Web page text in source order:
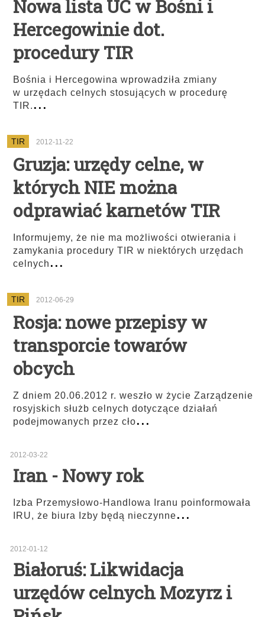
Nowa lista UC w Bośni i
Hercegowinie dot.
procedury TIR
Bośnia i Hercegowina wprowadziła zmiany
w urzędach celnych stosujących w procedurę
TIR....
TIR 2012-11-22
Gruzja: urzędy celne, w
których NIE można
odprawiać karnetów TIR
Informujemy, że nie ma możliwości otwierania i
zamykania procedury TIR w niektórych urzędach
celnych...
TIR 2012-06-29
Rosja: nowe przepisy w
transporcie towarów
obcych
Z dniem 20.06.2012 r. weszło w życie Zarządzenie
rosyjskich służb celnych dotyczące działań
podejmowanych przez cło...
2012-03-22
Iran - Nowy rok
Izba Przemysłowo-Handlowa Iranu poinformowała
IRU, że biura Izby będą nieczynne...
2012-01-12
Białoruś: Likwidacja
urzędów celnych Mozyrz i